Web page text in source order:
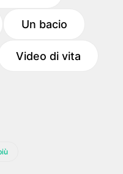
Un bacio
Video di vita